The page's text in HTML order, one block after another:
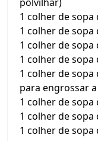
1 colher de sopa
1 colher de sopa
1 colher de
1 colher de
1 colher de
para engrossar
1 colher de sopa
1 colher de sopa
1 colher de sopa